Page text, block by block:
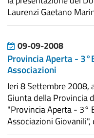
Laurenzi Gaetano
09-09-2008
Provincia Aperta -
Associazioni
Ieri 8 Settembre 2008,
Giunta della Provincia
"Provincia Aperta - 3°
Associazioni